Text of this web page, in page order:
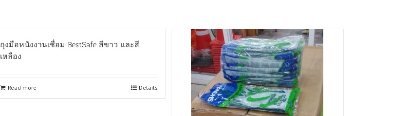
ถุงมือหนังงานเชื่อม BestSafe สีขาว และสี
เหลือง
Read more Details